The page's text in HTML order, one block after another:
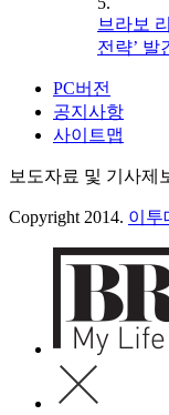
브라보
전략’ 발
PC버전
공지사항
사이트맵
보도자료 및 기사제
Copyright 2014. 이투